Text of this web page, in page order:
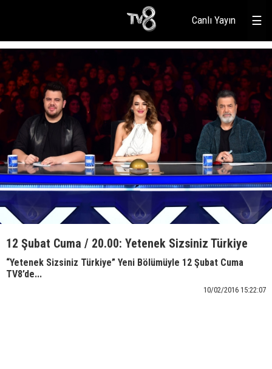
☰
Canlı Yayın
12 Şubat Cuma / 20.00: Yetenek Sizsiniz Türkiye
“Yetenek Sizsiniz Türkiye” Yeni Bölümüyle 12 Şubat Cuma
TV8’de...
10/02/2016 15:22:07